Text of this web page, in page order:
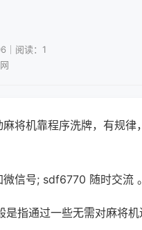
｜阅读：1
将机靠程序洗牌，有规律
信号; sdf6770 随时交流 。
指通过一些无需对麻将